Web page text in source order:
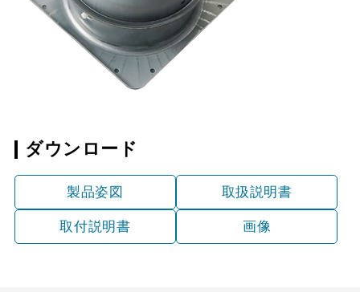
ダウンロード
製品姿図 取扱説明書
取付説明書 画像